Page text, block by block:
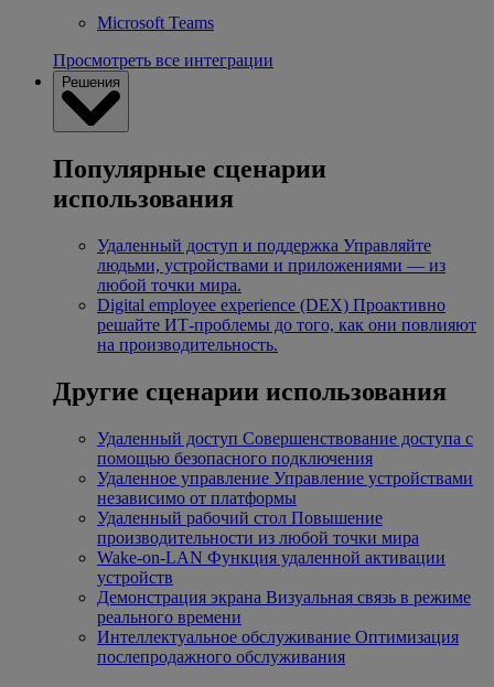
Microsoft Teams
Просмотреть все интеграции
Решения
Популярные сценарии
использования
Удаленный доступ и поддержка Управляйте
людьми, устройствами и приложениями — из
любой точки мира.
Digital employee experience (DEX) Проактивно
решайте ИТ-проблемы до того, как они повлияют
на производительность.
Другие сценарии использования
Удаленный доступ Совершенствование доступа с
помощью безопасного подключения
Удаленное управление Управление устройствами
независимо от платформы
Удаленный рабочий стол Повышение
производительности из любой точки мира
Wake-on-LAN Функция удаленной активации
устройств
Демонстрация экрана Визуальная связь в режиме
реального времени
Интеллектуальное обслуживание Оптимизация
послепродажного обслуживания